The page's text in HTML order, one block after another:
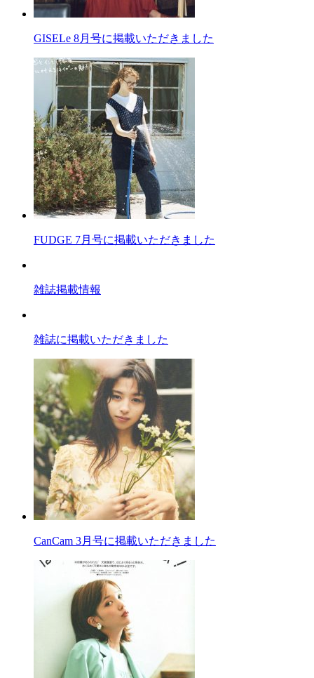
GISELe 8月号に掲載いただきました
FUDGE 7月号に掲載いただきました
雑誌掲載情報
雑誌に掲載いただきました
CanCam 3月号に掲載いただきました